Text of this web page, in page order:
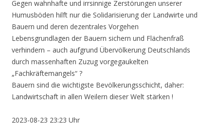
Gegen wahnhafte und irrsinnige Zerstörungen unserer
Humusböden hilft nur die Solidarisierung der Landwirte und
Bauern und deren dezentrales Vorgehen
Lebensgrundlagen der Bauern sichern und Flächenfraß
verhindern – auch aufgrund Übervölkerung Deutschlands
durch massenhaften Zuzug vorgegaukelten
„Fachkräftemangels“ ?
Bauern sind die wichtigste Bevölkerungsschicht, daher:
Landwirtschaft in allen Weilern dieser Welt stärken !
2023-08-23 23:23 Uhr